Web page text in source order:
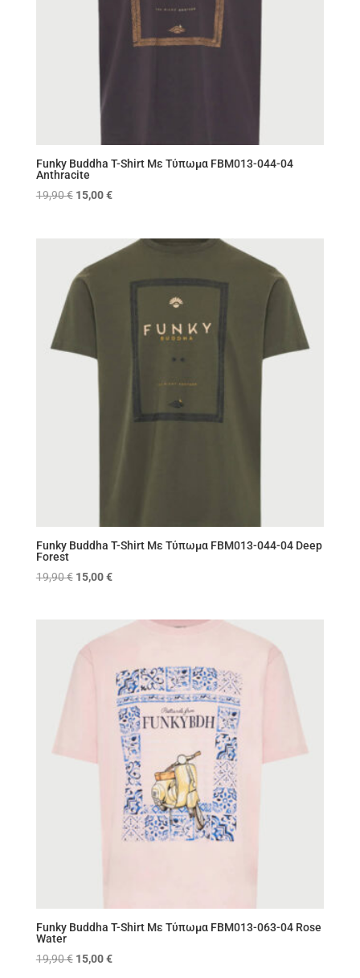
Funky Buddha T-Shirt Με Τύπωμα FBM013-044-04
Anthracite
19,90€ Original
19,90 €.
15,00€Η
είναι:
Funky Buddha T-Shirt Με Τύπωμα FBM013-044-04 Deep
Forest
19,90€ Original
19,90 €.
15,00€Η
είναι:
Funky Buddha T-Shirt Με Τύπωμα FBM013-063-04 Rose
Water
19,90€ Original
15,00€Η